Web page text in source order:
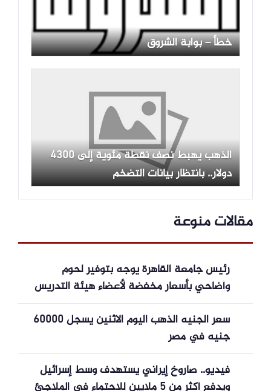
خطأ – بوابة الشروق
الذهب يهبط نصف نقطة مئوية إلى 4300
دولار.. بانتظار بيانات التضخم
مقالات منوعة
رئيس جامعة القاهرة يوجه بتوفير لحوم
وأضاحي بأسعار مخفضة لأعضاء هيئة التدريس
سعر الجنيه الذهب اليوم الاثنين يسجل 60000
جنيه في مصر
فيديو.. صاروخ إيراني يستهدف وسط إسرائيل